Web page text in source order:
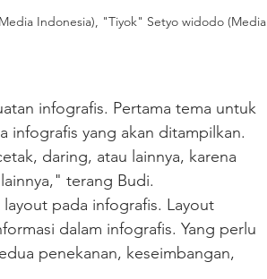
Indonesia), "Tiyok" Setyo widodo (Media
infografis. Pertama tema untuk
infografis yang akan ditampilkan.
daring, atau lainnya, karena
terang Budi.
pada infografis. Layout
dalam infografis. Yang perlu
penekanan, keseimbangan,